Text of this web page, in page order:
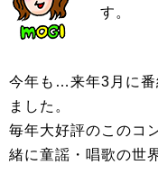
す。
今年も…来年3月に番
ました。
毎年大好評のこのコ
緒に童謡・唱歌の世